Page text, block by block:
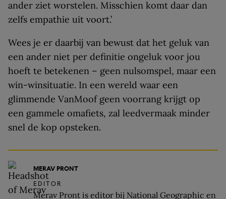
ander ziet worstelen. Misschien komt daar dan
zelfs empathie uit voort.’
Wees je er daarbij van bewust dat het geluk van
een ander niet per definitie ongeluk voor jou
hoeft te betekenen – geen nulsomspel, maar een
win-winsituatie. In een wereld waar een
glimmende VanMoof geen voorrang krijgt op
een gammele omafiets, zal leedvermaak minder
snel de kop opsteken.
MERAV PRONT
EDITOR
Merav Pront is editor bij National Geographic en